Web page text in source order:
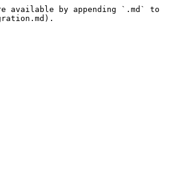
available by appending `.md` to